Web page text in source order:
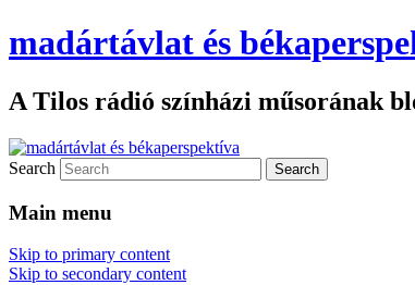
madártávlat és
A Tilos rádió színházi műsorának
Search
Main menu
Skip to primary content
Skip to secondary content